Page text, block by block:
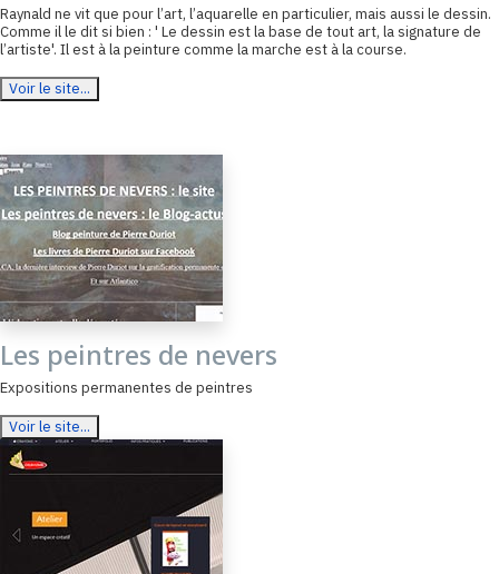
Raynald ne vit que pour l’art, l’aquarelle en particulier, mais aussi le dessin.
Comme il le dit si bien : ' Le dessin est la base de tout art, la signature de
l’artiste'. Il est à la peinture comme la marche est à la course.
Voir le site...
Les peintres de nevers
Expositions permanentes de peintres
Voir le site...